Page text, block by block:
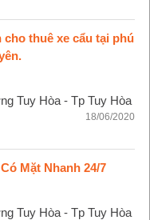
thuê xe cẩu tại phú
Tuy Hòa - Tp Tuy Hòa
18/06/2020
Mặt Nhanh 24/7
Tuy Hòa - Tp Tuy Hòa